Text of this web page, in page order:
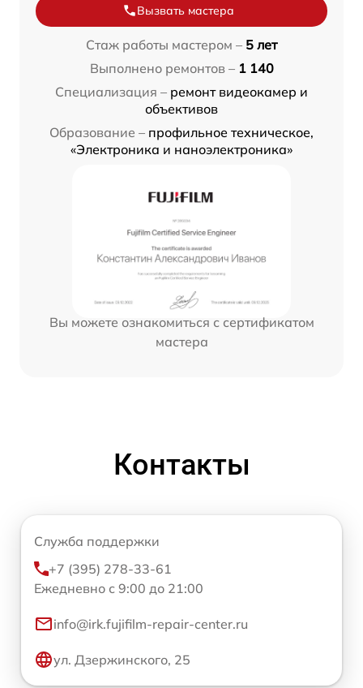
Вызвать мастера
Стаж работы мастером – 5 лет
Выполнено ремонтов – 1 140
Специализация – ремонт видеокамер и
объективов
Образование – профильное техническое,
«Электроника и наноэлектроника»
Вы можете ознакомиться с сертификатом
мастера
Контакты
Служба поддержки
+7 (395) 278-33-61
Ежедневно с 9:00 до 21:00
info@irk.fujifilm-repair-center.ru
ул. Дзержинского, 25